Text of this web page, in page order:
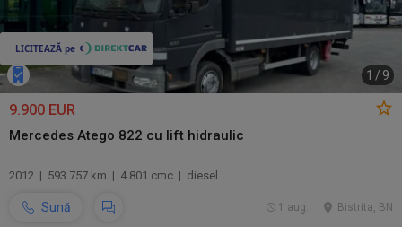
1 / 9
9.900 EUR
Mercedes Atego 822 cu lift hidraulic
2012 | 593.757 km | 4.801 cmc | diesel
Sună Bistrita, BN
1 aug.